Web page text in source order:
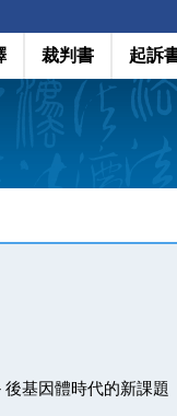
裁判書 起訴
基因體時代的新課題